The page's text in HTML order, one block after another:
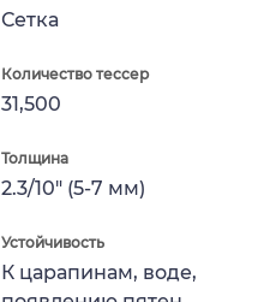
Сетка
Количество тессер
31,500
Толщина
2.3/10" (5-7 мм)
Устойчивость
К царапинам, воде,